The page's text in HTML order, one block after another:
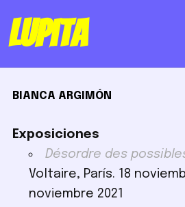
Lupita
BIANCA ARGIMÓN
Exposiciones
Désordre des
Voltaire, París. 18
noviembre 2021